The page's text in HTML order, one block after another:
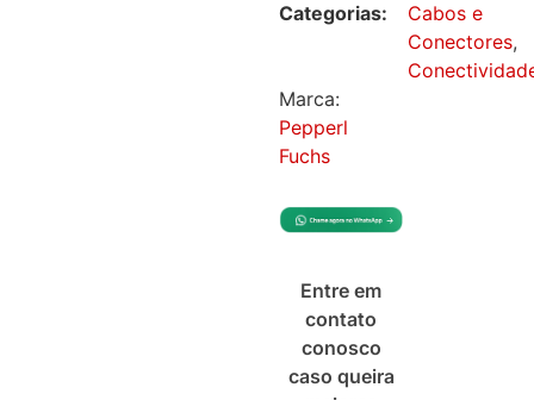
Categorias:
Cabos e
Conectores,
Marca:
Pepperl
Fuchs
Entre em
contato
conosco
caso queira